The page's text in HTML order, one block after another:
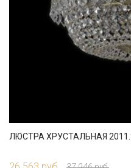
ЛЮСТРА ХРУСТАЛЬНАЯ